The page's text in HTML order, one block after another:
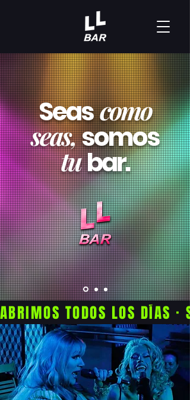
Seascomo
seas,somos
tubar.
ABRIMOS TODOS LOS DÍAS ·